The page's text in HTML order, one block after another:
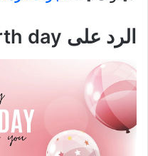
الرد على day